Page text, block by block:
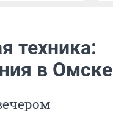
техника:
в Омске